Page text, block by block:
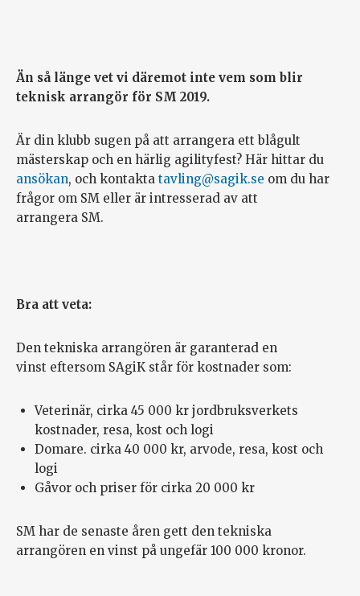
Än så länge vet vi däremot inte vem som blir
teknisk arrangör för SM 2019.
Är din klubb sugen på att arrangera ett blågult
mästerskap och en härlig agilityfest? Här hittar du
ansökan, och kontakta tavling@sagik.se om du har
frågor om SM eller är intresserad av att
arrangera SM.
Bra att veta:
Den tekniska arrangören är garanterad en
vinst eftersom SAgiK står för kostnader som:
Veterinär, cirka 45 000 kr jordbruksverkets
kostnader, resa, kost och logi
Domare. cirka 40 000 kr, arvode, resa, kost och
logi
Gåvor och priser för cirka 20 000 kr
SM har de senaste åren gett den tekniska
arrangören en vinst på ungefär 100 000 kronor.